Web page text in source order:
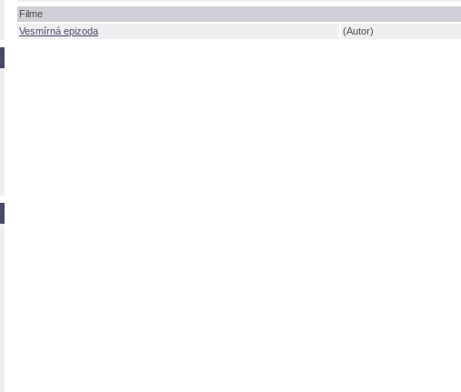
Filme
Vesmírná epizoda
(Autor)